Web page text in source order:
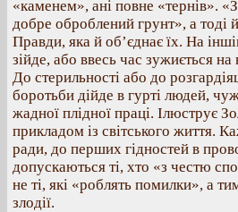
«каменем», ані повне «тернів».
добре оброблений грунт», а тоді
Правди, яка й об’єднає їх. На
зійде, або ввесь час зужиється
До стерильності або до
боротьби дійде в гурті людей,
жадної плідної праці. Ілюструє
прикладом із світського життя.
ради, до перших гідностей в
допускаються ті, хто «з честю
не ті, які «роблять помилки», а
злодії.